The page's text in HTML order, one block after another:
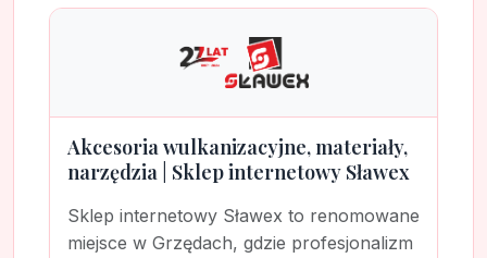
Akcesoria wulkanizacyjne, materiały,
narzędzia | Sklep internetowy Sławex
Sklep internetowy Sławex to renomowane
miejsce w Grzędach, gdzie profesjonalizm